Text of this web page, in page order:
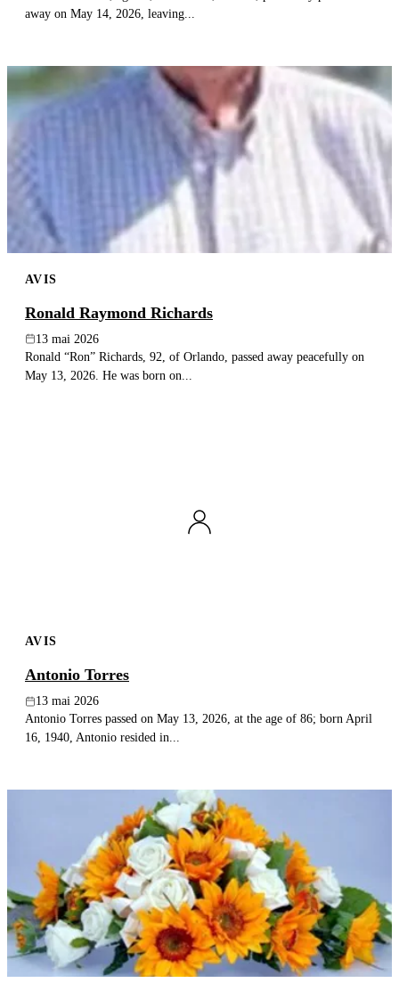
away on May 14, 2026, leaving...
AVIS
Ronald Raymond Richards
13 mai 2026
Ronald “Ron” Richards, 92, of Orlando, passed away peacefully on
May 13, 2026. He was born on...
AVIS
Antonio Torres
13 mai 2026
Antonio Torres passed on May 13, 2026, at the age of 86; born April
16, 1940, Antonio resided in...